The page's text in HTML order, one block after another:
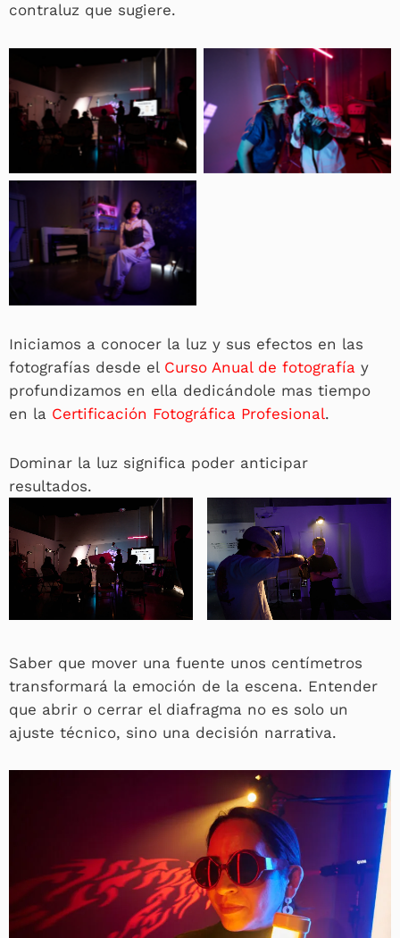
contraluz que sugiere.
Iniciamos a conocer la luz y sus efectos en las
fotografías desde el Curso Anual de fotografía y
profundizamos en ella dedicándole mas tiempo
en la Certificación Fotográfica Profesional.
Dominar la luz significa poder anticipar
resultados.
Sin leyenda Sin leyenda
Saber que mover una fuente unos centímetros
transformará la emoción de la escena. Entender
que abrir o cerrar el diafragma no es solo un
ajuste técnico, sino una decisión narrativa.